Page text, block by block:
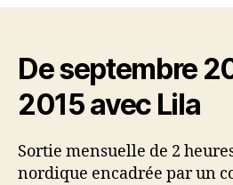
De septembre
2015 avec Lila
Sortie mensuelle de 2
nordique encadrée par un